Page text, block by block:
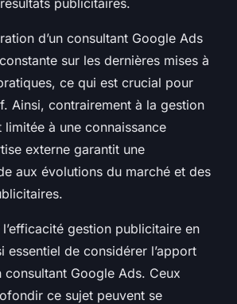
d’un consultant Google Ads
sur les dernières mises à
ce qui est crucial pour
Ainsi, contrairement à la gestion
limitée à une connaissance
externe garantit une
aux évolutions du marché et des
gestion publicitaire en
essentiel de considérer l’apport
consultant Google Ads. Ceux
ce sujet peuvent se